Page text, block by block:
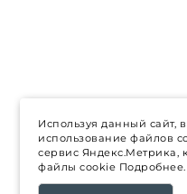
Используя данный сайт,
использование файлов
сервис Яндекс.Метрика,
файлы cookie Подробнее.